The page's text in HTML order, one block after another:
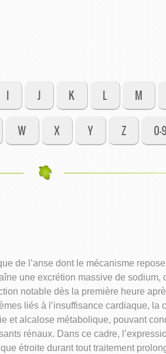
I J K L M
W X Y Z 0-9
de l’anse dont le mécanisme
une excrétion massive de sodium,
notable dès la première heure
liés à l’insuffisance cardiaque, la
alcalose métabolique, pouvant
rénaux. Dans ce cadre,
étroite durant tout traitement